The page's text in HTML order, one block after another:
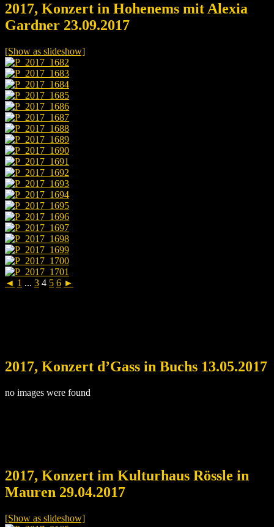
2017, Konzert in Hohenems mit Alexia
Gardner 23.09.2017
[Show as slideshow]
◄ 1 ... 3 4 5 6 ►
2017, Konzert d’Gass in Buchs 13.05.2017
no images were found
2017, Konzert im Kulturhaus Rössle in
Mauren 29.04.2017
[Show as slideshow]